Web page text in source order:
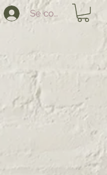
Se connecter